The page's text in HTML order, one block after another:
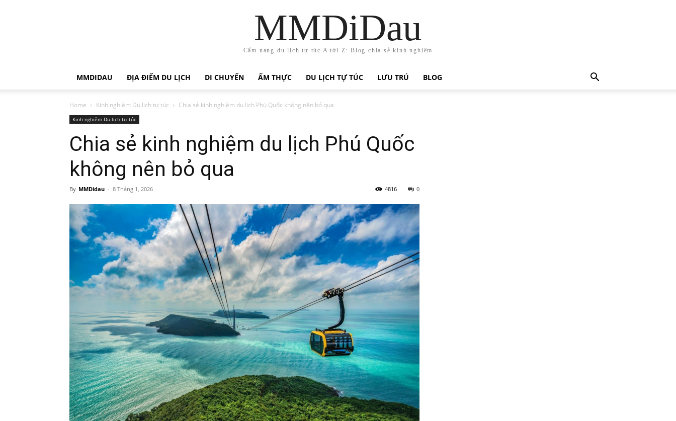
MMDiDau
Cẩm nang du lịch tự túc A tới Z: Blog chia sẻ kinh nghiệm
MMDIDAU ĐỊA ĐIỂM DU LỊCH DI CHUYỂN ẨM THỰC DU LỊCH TỰ TÚC LƯU TRÚ BLOG
Home Kinh nghiệm Du lịch tự túc Chia sẻ kinh nghiệm du lịch Phú Quốc không nên bỏ qua
Kinh nghiệm Du lịch tự túc
Chia sẻ kinh nghiệm du lịch Phú Quốc
không nên bỏ qua
By MMDidau - 8 Tháng 1, 2026 0
4816